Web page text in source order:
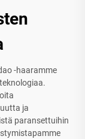
-haaramme
ja
paransettuihin